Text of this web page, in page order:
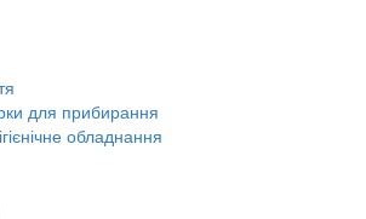
для прибирання
обладнання